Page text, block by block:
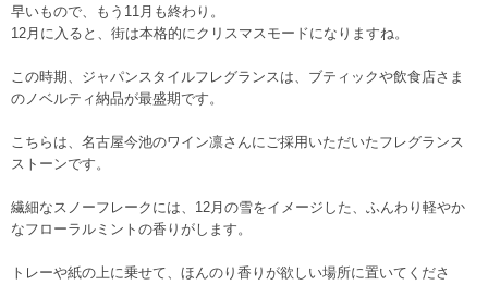
早いもので、もう11月も終わり。
12月に入ると、街は本格的にクリスマスモードになりますね。
この時期、ジャパンスタイルフレグランスは、ブティックや飲食店さま
のノベルティ納品が最盛期です。
こちらは、名古屋今池のワイン凛さんにご採用いただいたフレグランス
ストーンです。
繊細なスノーフレークには、12月の雪をイメージした、ふんわり軽やか
なフローラルミントの香りがします。
トレーや紙の上に乗せて、ほんのり香りが欲しい場所に置いてくださ